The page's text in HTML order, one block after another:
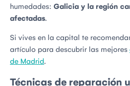
humedades: Galicia y la región
afectadas.
Si vives en la capital te
artículo para descubrir las mejores
de Madrid.
Técnicas de reparación